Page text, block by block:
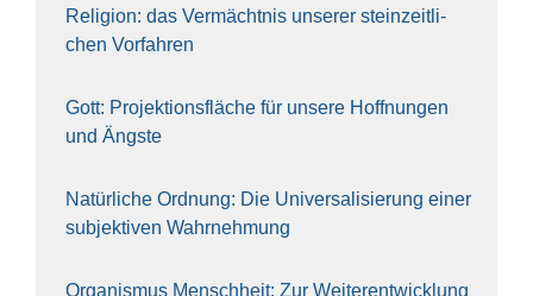
Reli­gi­on: das Ver­mächt­nis unse­rer stein­zeit­li­
chen Vor­fah­ren
Gott: Pro­jek­ti­ons­flä­che für unse­re Hoff­nun­gen
und Ängs­te
Natür­li­che Ord­nung: Die Uni­ver­sa­li­sie­rung einer
sub­jek­ti­ven Wahr­neh­mung
Orga­nis­mus Mensch­heit: Zur Wei­ter­ent­wick­lung